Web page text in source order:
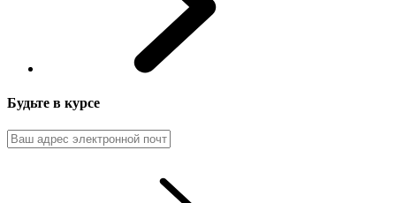
Будьте в курсе